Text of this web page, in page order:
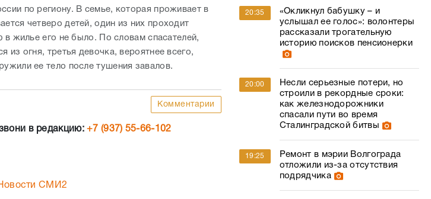
по региону. В семье, которая проживает в
четверо детей, один из них проходит
в жилье его не было. По словам спасателей,
из огня, третья девочка, вероятнее всего,
ее тело после тушения завалов.
Комментарии
в редакцию:+7 (937) 55-66-102
СМИ2
20:35
«Окликнул бабушку – и
услышал ее голос»: волонтеры
рассказали трогательную
историю поисков пенсионерки
20:00
Несли серьезные потери, но
строили в рекордные сроки:
как железнодорожники
спасали пути во время
Сталинградской битвы
19:25
Ремонт в мэрии Волгограда
отложили из-за отсутствия
подрядчика